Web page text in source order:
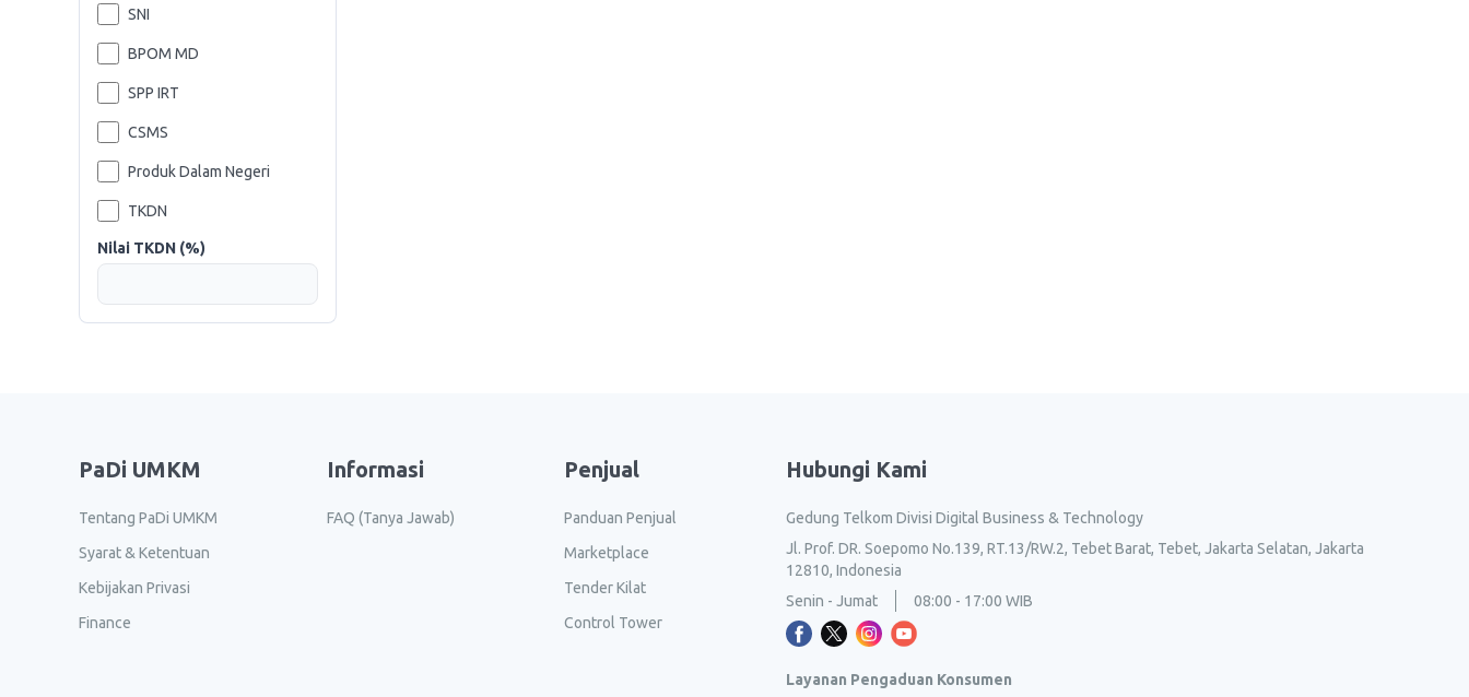
SNI
BPOM MD
SPP IRT
CSMS
Produk Dalam Negeri
TKDN
Nilai TKDN (%)
PaDi UMKM
Tentang PaDi UMKM
Syarat & Ketentuan
Kebijakan Privasi
Finance
Informasi
FAQ (Tanya Jawab)
Penjual
Panduan Penjual
Marketplace
Tender Kilat
Control Tower
Hubungi Kami
Gedung Telkom Divisi Digital Business & Technology
Jl. Prof. DR. Soepomo No.139, RT.13/RW.2, Tebet Barat, Tebet, Jakarta Selatan, Jakarta
12810, Indonesia
Senin - Jumat
08:00 - 17:00 WIB
Layanan Pengaduan Konsumen